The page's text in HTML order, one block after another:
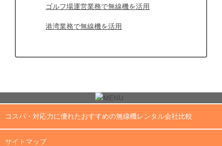
ゴルフ場運営業務で無線機を活用
港湾業務で無線機を活用
コスパ・対応力に優れたおすすめの無線機レンタル会社比較
サイトマップ